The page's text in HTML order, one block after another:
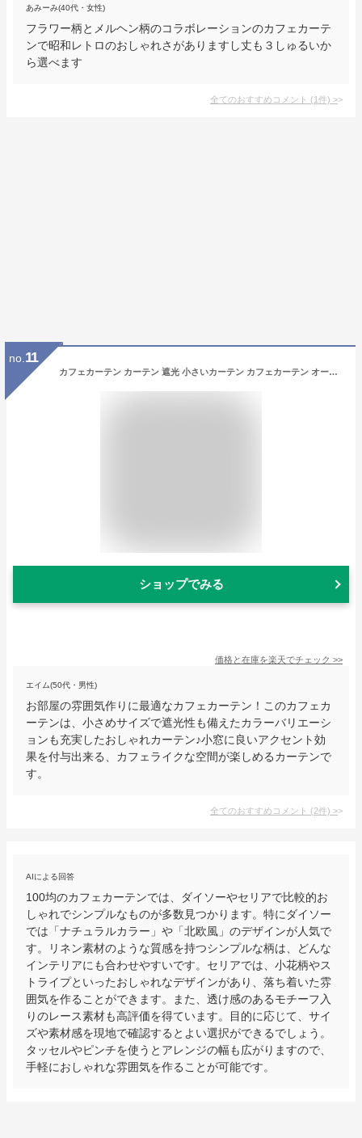
あみーみ(40代・女性)
フラワー柄とメルヘン柄のコラボレーションのカフェカーテ
ンで昭和レトロのおしゃれさがありますし丈も３しゅるいか
ら選べます
全てのおすすめコメント (1件) >
no. 11
カフェカーテン カーテン 遮光 小さいカーテン カフェカーテン オーダー ロング丈 小窓用 目隠し おしゃれ オーダーカーテン 小窓カーテン 幅約100cm・約140cm×丈45cm・75cm・90cm 既製サイズ キッチン 居間 小さい窓
ショップでみる
価格と在庫を楽天でチェック >>
エイム(50代・男性)
お部屋の雰囲気作りに最適なカフェカーテン！このカフェカ
ーテンは、小さめサイズで遮光性も備えたカラーバリエーシ
ョンも充実したおしゃれカーテン♪小窓に良いアクセント効
果を付与出来る、カフェライクな空間が楽しめるカーテンで
す。
全てのおすすめコメント (2件) >
AIによる回答
100均のカフェカーテンでは、ダイソーやセリアで比較的お
しゃれでシンプルなものが多数見つかります。特にダイソー
では「ナチュラルカラー」や「北欧風」のデザインが人気で
す。リネン素材のような質感を持つシンプルな柄は、どんな
インテリアにも合わせやすいです。セリアでは、小花柄やス
トライプといったおしゃれなデザインがあり、落ち着いた雰
囲気を作ることができます。また、透け感のあるモチーフ入
りのレース素材も高評価を得ています。目的に応じて、サイ
ズや素材感を現地で確認するとよい選択ができるでしょう。
タッセルやピンチを使うとアレンジの幅も広がりますので、
手軽におしゃれな雰囲気を作ることが可能です。